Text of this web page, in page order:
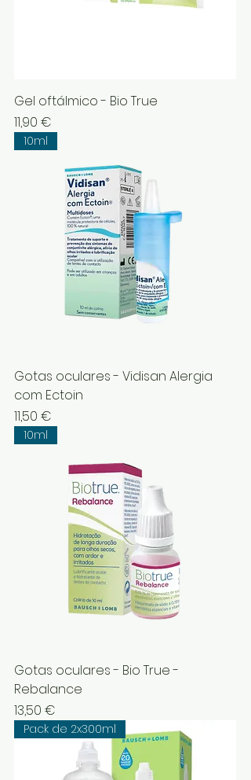
Gel oftálmico - Bio True
Preço
11,90 €
10ml
Gotas oculares - Vidisan Alergia
com Ectoin
Preço
11,50 €
10ml
Gotas oculares - Bio True -
Rebalance
Preço
13,50 €
Pack de 2x300ml